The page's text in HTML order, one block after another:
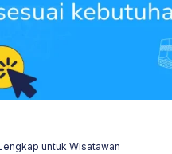
untuk Wisatawan